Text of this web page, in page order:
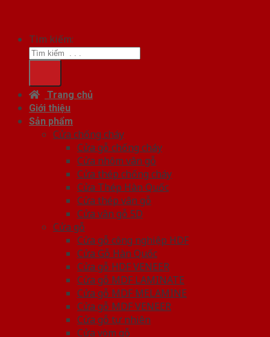
Tìm kiếm:
Trang chủ
Giới thiệu
Sản phẩm
Cửa chống cháy
Cửa gỗ chống cháy
Cửa nhôm vân gỗ
Cửa thép chống cháy
Cửa Thép Hàn Quốc
Cửa thép vân gỗ
Cửa vân gỗ 5D
Cửa gỗ
Cửa gỗ công nghiệp HDF
Cửa Gỗ Hàn Quốc
Cửa gỗ HDF VENEER
Cửa gỗ MDF LAMINATE
Cửa gỗ MDF MELAMINE
Cửa gỗ MDF VENEER
Cửa gỗ tự nhiên
Cửa vòm gỗ